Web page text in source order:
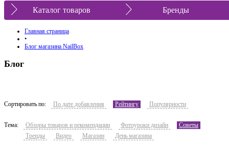
Каталог товаров Бренды
Главная страница
•
Блог магазина NailBox
Блог
Сортировать по: По дате добавления Рейтингу Популярности
Тема: Обзоры товаров и рекомендации Фотоуроки дизайн
Советы
Тренды
Видео Магазин День магазина